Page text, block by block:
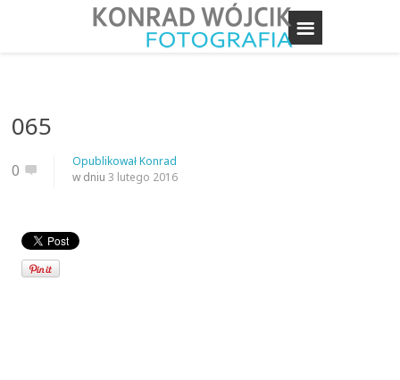
065
0 OpublikowałKonrad
w dniu3 lutego 2016